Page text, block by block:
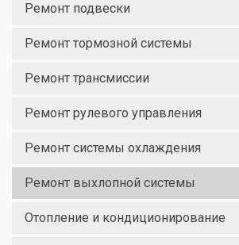
Ремонт подвески
Ремонт тормозной системы
Ремонт трансмиссии
Ремонт рулевого управления
Ремонт системы охлаждения
Ремонт выхлопной системы
Отопление и кондиционирование